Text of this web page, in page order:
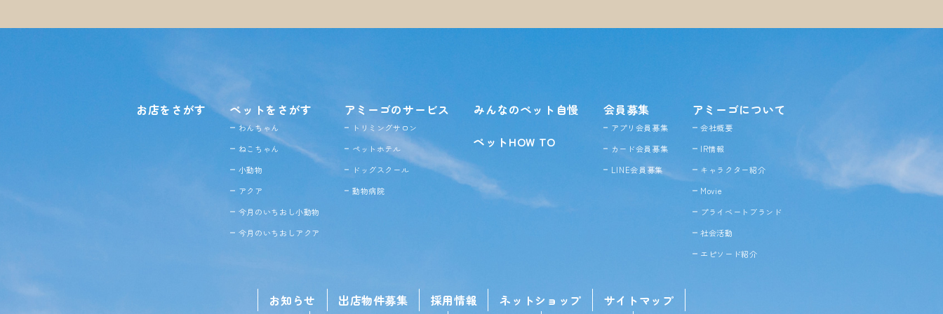
お店をさがす ペットをさがす
わんちゃん
ねこちゃん
小動物
アクア
今月のいちおし小動物
今月のいちおしアクア
アミーゴのサービス
トリミングサロン
ペットホテル
ドッグスクール
動物病院
みんなのペット自慢
ペットHOW TO
会員募集
アプリ会員募集
カード会員募集
LINE会員募集
アミーゴについて
会社概要
IR情報
キャラクター紹介
Movie
プライベートブランド
社会活動
エピソード紹介
お知らせ 出店物件募集 採用情報 ネットショップ サイトマップ